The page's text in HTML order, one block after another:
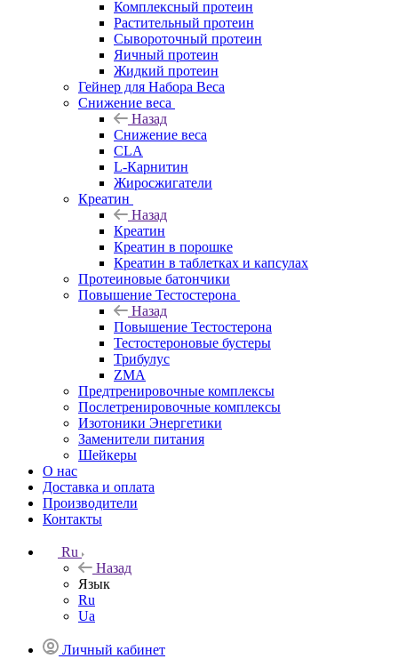
Комплексный протеин
Растительный протеин
Сывороточный протеин
Яичный протеин
Жидкий протеин
Гейнер для Набора Веса
Снижение веса
Назад
Снижение веса
CLA
L-Карнитин
Жиросжигатели
Креатин
Назад
Креатин
Креатин в порошке
Креатин в таблетках и капсулах
Протеиновые батончики
Повышение Тестостерона
Назад
Повышение Тестостерона
Тестостероновые бустеры
Трибулус
ZMA
Предтренировочные комплексы
Послетренировочные комплексы
Изотоники Энергетики
Заменители питания
Шейкеры
О нас
Доставка и оплата
Производители
Контакты
Ru
Назад
Язык
Ru
Ua
Личный кабинет